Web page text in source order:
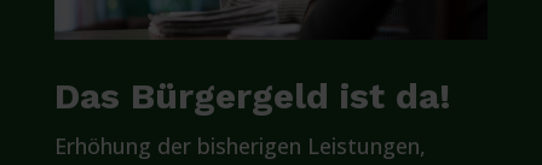
Das Bürgergeld ist da!
Erhöhung der bisherigen Leistungen,